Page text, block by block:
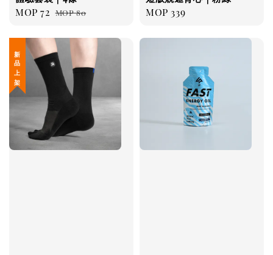
Sale
MOP 72 Regular
MOP 80
Regular
MOP 339
新 品 上 架